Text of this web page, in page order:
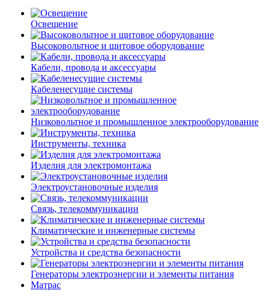
Освещение
Высоковольтное и щитовое оборудование
Кабели, провода и аксессуары
Кабеленесущие системы
Низковольтное и промышленное электрооборудование
Инструменты, техника
Изделия для электромонтажа
Электроустановочные изделия
Связь, телекоммуникации
Климатические и инженерные системы
Устройства и средства безопасности
Генераторы электроэнергии и элементы питания
Матрас